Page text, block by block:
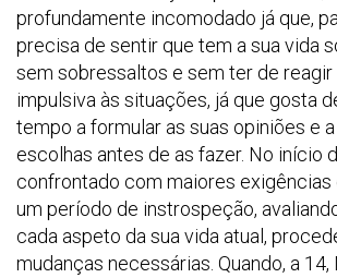
profundamente incomodado já que,
precisa de sentir que tem a sua vida
sem sobressaltos e sem ter de reagir
impulsiva às situações, já que gosta
tempo a formular as suas opiniões e
escolhas antes de as fazer. No início
confrontado com maiores exigências
um período de instrospeção,
cada aspeto da sua vida atual,
mudanças necessárias. Quando, a